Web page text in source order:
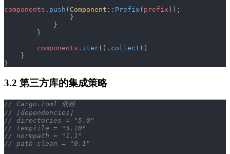
components . push ( Component :: Prefix ( prefix ));
                }
            }
        }
        components
. iter(). collect ()
    }
}
3.2 第三方库的集成策略
// Cargo.toml 依赖
// [dependencies]
// directories = "5.0"
// tempfile = "3.10"
// normpath = "1.1"
// path-clean = "0.1"